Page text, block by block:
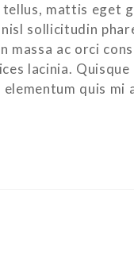
tellus, mattis eget
nisl sollicitudin
massa ac orci
lacinia.
quis mi